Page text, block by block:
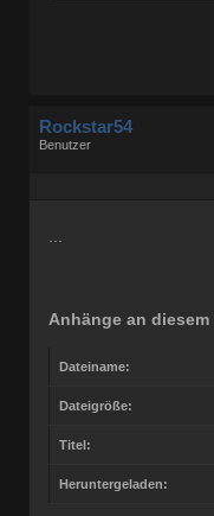
Rockstar54
Benutzer
Anhänge an diesem
Dateiname:
Dateigröße:
Titel:
Heruntergeladen: